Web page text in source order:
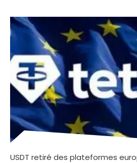
USDT retiré des plateformes